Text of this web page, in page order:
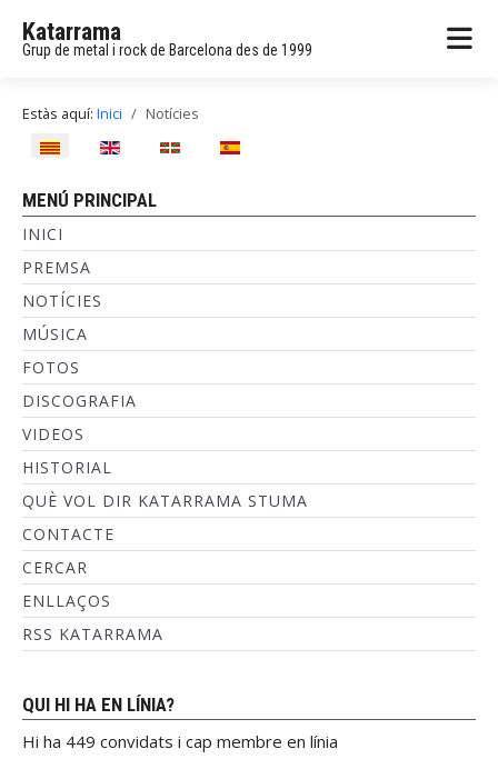
Katarrama
Grup de metal i rock de Barcelona des de 1999
Estàs aquí: Inici Notícies
Seleccioni el seu idioma
MENÚ PRINCIPAL
INICI
PREMSA
NOTÍCIES
MÚSICA
FOTOS
DISCOGRAFIA
VIDEOS
HISTORIAL
QUÈ VOL DIR KATARRAMA STUMA
CONTACTE
CERCAR
ENLLAÇOS
RSS KATARRAMA
QUI HI HA EN LÍNIA?
Hi ha 449 convidats i cap membre en línia